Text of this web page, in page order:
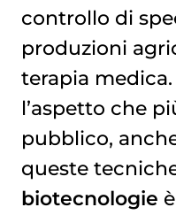
controllo di
produzioni
terapia
l’aspetto che
pubblico,
queste
biotecnologie